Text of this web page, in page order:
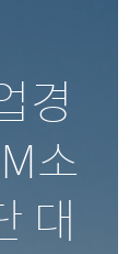
경
대